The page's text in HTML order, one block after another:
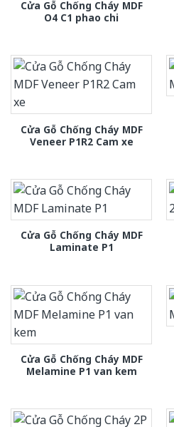
Cửa Gỗ Chống Cháy MDF
O4 C1 phao chi
Cửa Gỗ Chống Cháy MDF
Veneer P1R2 Cam xe
Cửa Gỗ Chống Cháy MDF
Laminate P1
Cửa Gỗ Chống Cháy MDF
Melamine P1 van kem